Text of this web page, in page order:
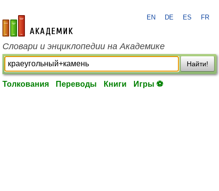
academic.ru
EN DE ES FR
Словари и энциклопедии на Академике
Найти!
Толкования Переводы Книги Игры ⚽